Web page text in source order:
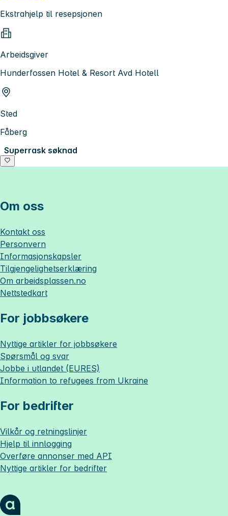
Ekstrahjelp til resepsjonen
Arbeidsgiver
Hunderfossen Hotel & Resort Avd Hotell
Sted
Fåberg
Superrask søknad
Om oss
Kontakt oss
Personvern
Informasjonskapsler
Tilgjengelighetserklæring
Om arbeidsplassen.no
Nettstedkart
For jobbsøkere
Nyttige artikler for jobbsøkere
Spørsmål og svar
Jobbe i utlandet (EURES)
Information to refugees from Ukraine
For bedrifter
Vilkår og retningslinjer
Hjelp til innlogging
Overføre annonser med API
Nyttige artikler for bedrifter